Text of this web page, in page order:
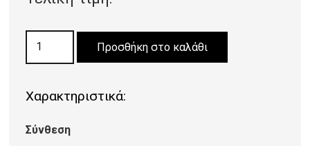
ΜΟΚΕΤΑ
PERZIK
ποσότητα
Προσθήκη στο καλάθι
Χαρακτηριστικά:
Σύνθεση